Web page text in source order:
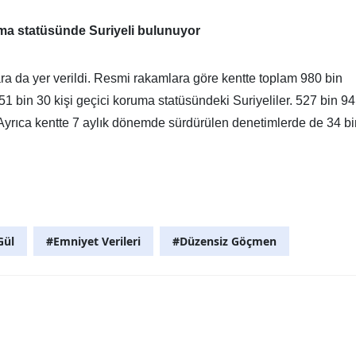
statüsünde Suriyeli bulunuyor
da yer verildi. Resmi rakamlara göre kentte toplam 980 bin
bin 30 kişi geçici koruma statüsündeki Suriyeliler. 527 bin 94
kentte 7 aylık dönemde sürdürülen denetimlerde de 34
#Emniyet Verileri #Düzensiz Göçmen